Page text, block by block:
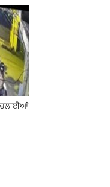
ਚਲਾਈਆਂ